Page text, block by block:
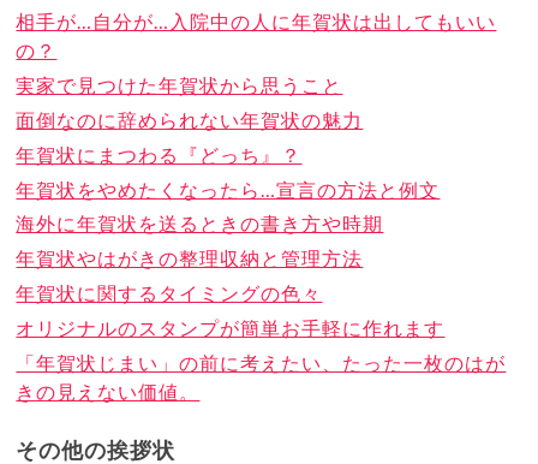
相手が…自分が…入院中の人に年賀状は出してもいい
の？
実家で見つけた年賀状から思うこと
面倒なのに辞められない年賀状の魅力
年賀状にまつわる『どっち』？
年賀状をやめたくなったら…宣言の方法と例文
海外に年賀状を送るときの書き方や時期
年賀状やはがきの整理収納と管理方法
年賀状に関するタイミングの色々
オリジナルのスタンプが簡単お手軽に作れます
「年賀状じまい」の前に考えたい、たった一枚のはが
きの見えない価値。
その他の挨拶状